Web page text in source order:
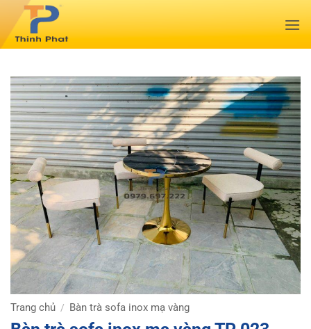
qua
nội
Trang chủ / Bàn trà sofa inox mạ vàng